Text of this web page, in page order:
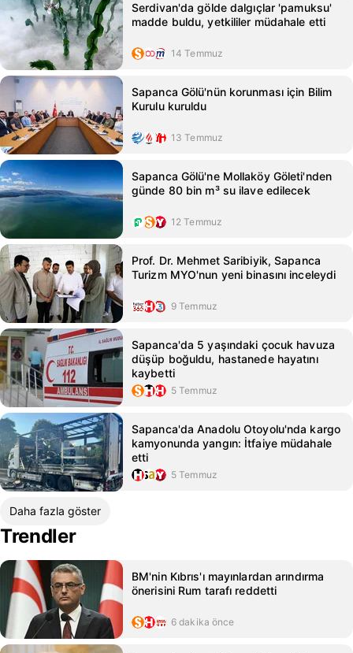
Serdivan'da gölde dalgıçlar 'pamuksu'
madde buldu, yetkililer müdahale etti
14 Temmuz
Sapanca Gölü'nün korunması için Bilim
Kurulu kuruldu
13 Temmuz
Sapanca Gölü'ne Mollaköy Göleti'nden
günde 80 bin m³ su ilave edilecek
12 Temmuz
Prof. Dr. Mehmet Saribiyik, Sapanca
Turizm MYO'nun yeni binasını inceleydi
9 Temmuz
Sapanca'da 5 yaşındaki çocuk havuza
düşüp boğuldu, hastanede hayatını
kaybetti
5 Temmuz
Sapanca'da Anadolu Otoyolu'nda kargo
kamyonunda yangın: İtfaiye müdahale
etti
5 Temmuz
Daha fazla göster
Trendler
BM'nin Kıbrıs'ı mayınlardan arındırma
önerisini Rum tarafı reddetti
6 dakika önce